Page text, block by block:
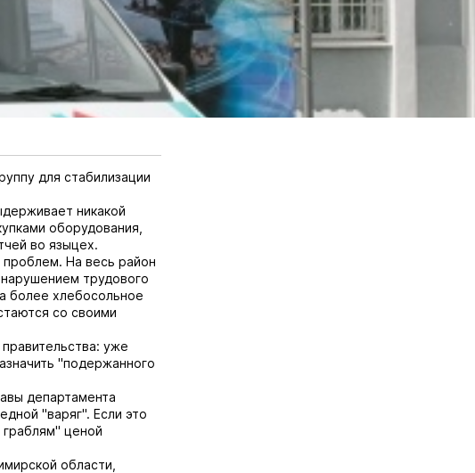
для стабилизации
никакой
оборудования,
во языцех.
На весь район
трудового
более хлебосольное
со своими
уже
"подержанного
департамента
"варяг". Если это
ценой
области,